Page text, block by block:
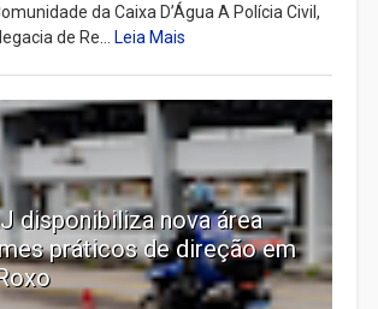
da Caixa D’Água A Polícia Civil,
de Re...
Leia Mais
disponibiliza nova área
práticos de direção em